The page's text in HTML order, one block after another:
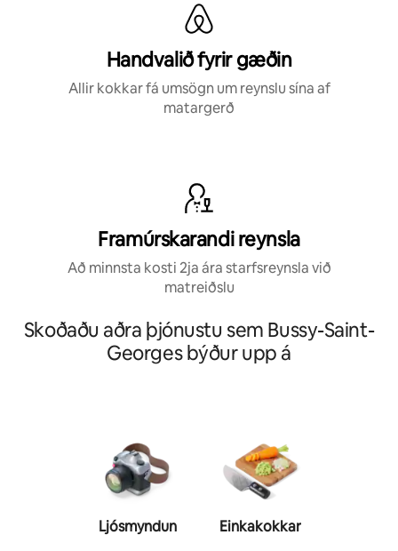
Handvalið fyrir gæðin
Allir kokkar fá umsögn um reynslu sína af
matargerð
Framúrskarandi reynsla
Að minnsta kosti 2ja ára starfsreynsla við
matreiðslu
Skoðaðu aðra þjónustu sem Bussy-Saint-
Georges býður upp á
Ljósmyndun Einkakokkar